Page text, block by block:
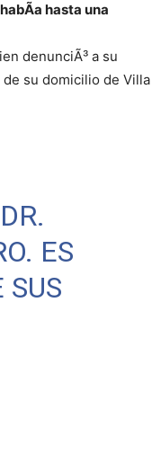
hasta una
denunciÃ³ a su
su domicilio de Villa
ES